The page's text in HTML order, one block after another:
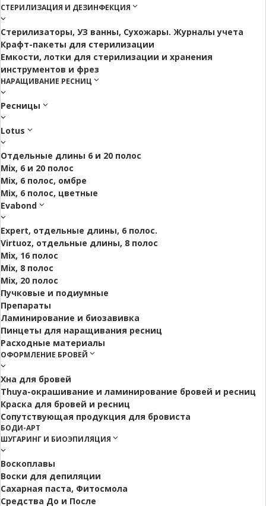
СТЕРИЛИЗАЦИЯ И ДЕЗИНФЕКЦИЯ
Стерилизаторы, УЗ ванны, Сухожары. Журналы учета
Крафт-пакеты для стерилизации
Емкости, лотки для стерилизации и хранения
инструментов и фрез
НАРАЩИВАНИЕ РЕСНИЦ
Ресницы
Lotus
Отдельные длины 6 и 20 полос
Mix, 6 и 20 полос
Mix, 6 полос, омбре
Mix, 6 полос, цветные
Evabond
Expert, отдельные длины, 6 полос.
Virtuoz, отдельные длины, 8 полос
Mix, 16 полос
Mix, 8 полос
Mix, 20 полос
Пучковые и подиумные
Препараты
Ламинирование и биозавивка
Пинцеты для наращивания ресниц
Расходные материалы
ОФОРМЛЕНИЕ БРОВЕЙ
Хна для бровей
Thuya-окрашивание и ламинирование бровей и ресниц
Краска для бровей и ресниц
Сопутствующая продукция для бровиста
БОДИ-АРТ
ШУГАРИНГ И БИОЭПИЛЯЦИЯ
Воскоплавы
Воски для депиляции
Сахарная паста, Фитосмола
Средства До и После